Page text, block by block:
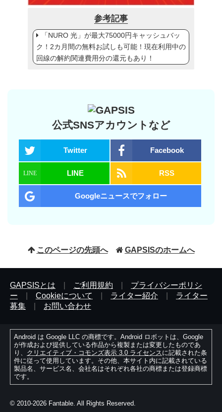
参考記事
「NURO 光」が最大75000円キャッシュバッ
ク！2カ月間の無料お試しも可能！現在利用中の
回線の解約関連費用分の還元もあり！
公式SNSアカウントなど
Twitter Facebook
LINE RSS
Googleニュースでフォロー
このページの先頭へ GAPSISのホームへ
GAPSISとは ご利用規約
プライバシーポリシ
ー
Cookieについて ライター紹介
ライター
募集
お問い合わせ
Android は Google LLC の商標です。Android ロボットは、Google
が作成および提供している作品から複製または変更したものであ
り、 クリエイティブ・コモンズ表示 3.0 ライセンスに記載された条
件に従って使用しています。その他、本サイト内に記載されている
製品名、サービス名、会社名はそれぞれ各社の商標または登録商標
です。
© 2010-2026 Fantable. All Rights Reserved.